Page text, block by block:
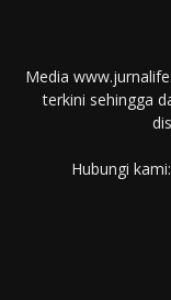
Media
terkini sehingga
Hubungi kami: